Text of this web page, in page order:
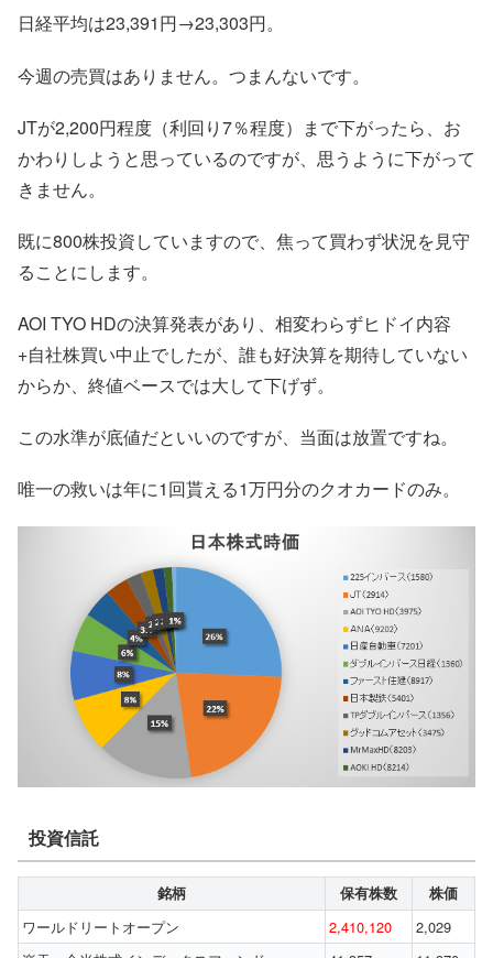
日経平均は23,391円→23,303円。
今週の売買はありません。つまんないです。
JTが2,200円程度（利回り7％程度）まで下がったら、お
かわりしようと思っているのですが、思うように下がって
きません。
既に800株投資していますので、焦って買わず状況を見守
ることにします。
AOI TYO HDの決算発表があり、相変わらずヒドイ内容
+自社株買い中止でしたが、誰も好決算を期待していない
からか、終値ベースでは大して下げず。
この水準が底値だといいのですが、当面は放置ですね。
唯一の救いは年に1回貰える1万円分のクオカードのみ。
投資信託
銘柄 保有株数 株価
ワールドリートオープン 2,410,120
2,029